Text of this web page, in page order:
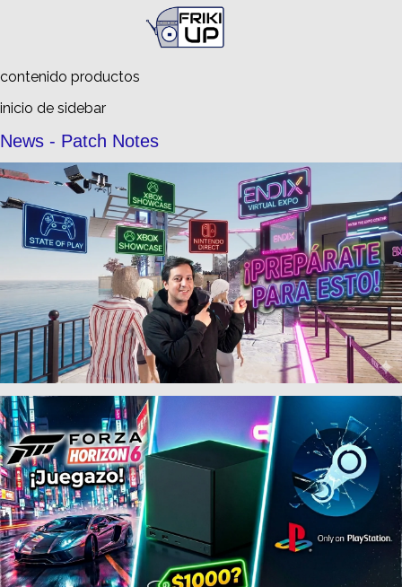
Busca en
FrikiUp
contenido productos
inicio de sidebar
News - Patch Notes